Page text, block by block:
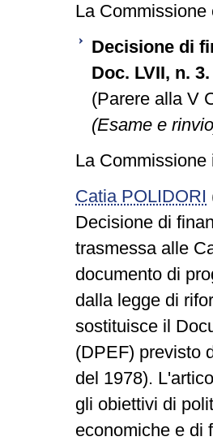
La Commissione
Decisione di
Doc. LVII, n. 3.
(Parere alla V
(Esame e
La
Catia POLIDORI
Decisione di
trasmessa alle
documento di
dalla legge di
sostituisce il
(DPEF) previsto
del 1978).
gli obiettivi di
economiche e di